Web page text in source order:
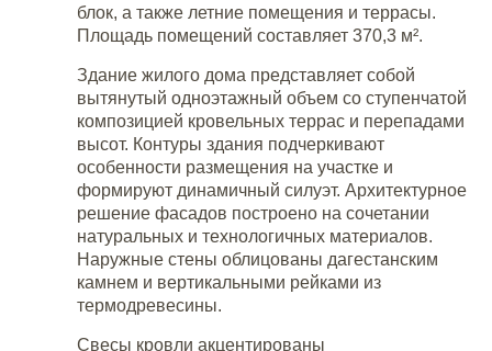
блок, а также летние помещения и террасы.
Площадь помещений составляет 370,3 м².
Здание жилого дома представляет собой
вытянутый одноэтажный объем со ступенчатой
композицией кровельных террас и перепадами
высот. Контуры здания подчеркивают
особенности размещения на участке и
формируют динамичный силуэт. Архитектурное
решение фасадов построено на сочетании
натуральных и технологичных материалов.
Наружные стены облицованы дагестанским
камнем и вертикальными рейками из
термодревесины.
Свесы кровли акцентированы